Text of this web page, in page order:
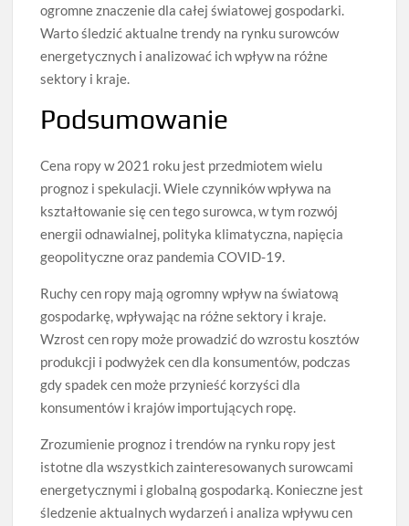
ogromne znaczenie dla całej światowej gospodarki.
Warto śledzić aktualne trendy na rynku surowców
energetycznych i analizować ich wpływ na różne
sektory i kraje.
Podsumowanie
Cena ropy w 2021 roku jest przedmiotem wielu
prognoz i spekulacji. Wiele czynników wpływa na
kształtowanie się cen tego surowca, w tym rozwój
energii odnawialnej, polityka klimatyczna, napięcia
geopolityczne oraz pandemia COVID-19.
Ruchy cen ropy mają ogromny wpływ na światową
gospodarkę, wpływając na różne sektory i kraje.
Wzrost cen ropy może prowadzić do wzrostu kosztów
produkcji i podwyżek cen dla konsumentów, podczas
gdy spadek cen może przynieść korzyści dla
konsumentów i krajów importujących ropę.
Zrozumienie prognoz i trendów na rynku ropy jest
istotne dla wszystkich zainteresowanych surowcami
energetycznymi i globalną gospodarką. Konieczne jest
śledzenie aktualnych wydarzeń i analiza wpływu cen